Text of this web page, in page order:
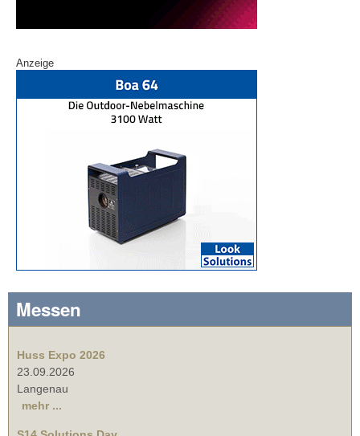
Anzeige
Messen
Huss Expo 2026
23.09.2026
Langenau
mehr ...